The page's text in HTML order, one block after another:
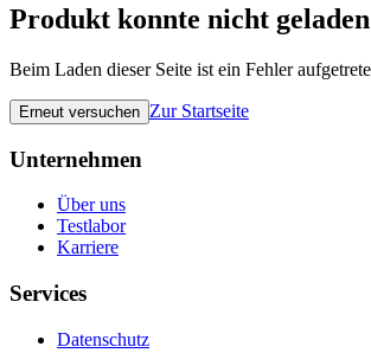
Produkt konnte nicht
Beim Laden dieser Seite ist ein Fehler
Erneut versuchen Zur Startseite
Unternehmen
Über uns
Testlabor
Karriere
Services
Datenschutz